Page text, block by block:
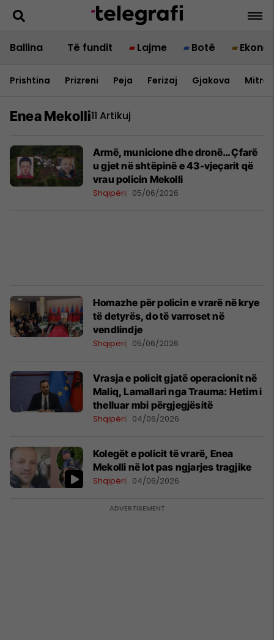
Ballina Të fundit Lajme Botë
Prishtina Prizreni Peja Ferizaj Gjakova
Enea Mekolli11 Artikuj
Armë, municione dhe dronë… Çfarë
u gjet në shtëpinë e 43-vjeçarit që
vrau policin Mekolli
Shqipëri 05/06/2026
Homazhe për policin e vrarë në krye
të detyrës, do të varroset në
vendlindje
Shqipëri 05/06/2026
Vrasja e policit gjatë operacionit në
Maliq, Lamallari nga Trauma: Hetim i
thelluar mbi përgjegjësitë
Shqipëri 04/06/2026
Kolegët e policit të vrarë, Enea
Mekolli në lot pas ngjarjes tragjike
Shqipëri 04/06/2026